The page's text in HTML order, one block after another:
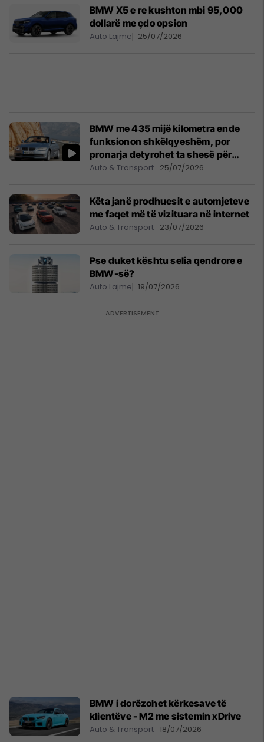
BMW X5 e re kushton mbi 95,000
dollarë me çdo opsion
Auto Lajme 25/07/2026
BMW me 435 mijë kilometra ende
funksionon shkëlqyeshëm, por
pronarja detyrohet ta shesë për
shkak të rregullave të reja
Auto & Transport 25/07/2026
Këta janë prodhuesit e automjeteve
me faqet më të vizituara në internet
Auto & Transport 23/07/2026
Pse duket kështu selia qendrore e
BMW-së?
Auto Lajme 19/07/2026
BMW i dorëzohet kërkesave të
klientëve - M2 me sistemin xDrive
Auto & Transport 18/07/2026